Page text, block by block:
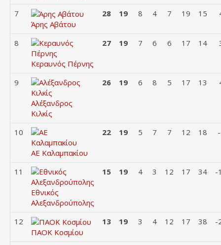
7
Άρης Αβάτου
28 19 8 4 7 19 15
8
Κεραυνός Πέρνης
27 19 7 6 6 17 14
9
Αλέξανδρος
Κιλκίς
26 19 6 8 5 17 13
10
ΑΕ Καλαμπακίου
22 19 5 7 7 12 18
11
Εθνικός
Αλεξανδρούπολης
15 19 4 3 12 17 34 -
12
ΠΑΟΚ Κοσμίου
13 19 3 4 12 17 38 -